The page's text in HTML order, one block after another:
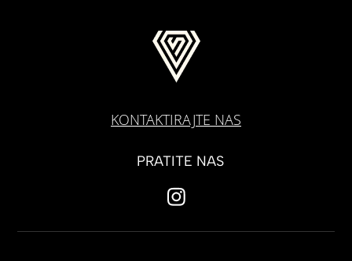
KONTAKTIRAJTE NAS
PRATITE NAS